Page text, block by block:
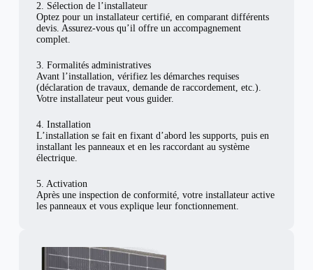
2. Sélection de l’installateur
Optez pour un installateur certifié, en comparant différents
devis. Assurez-vous qu’il offre un accompagnement
complet.
3. Formalités administratives
Avant l’installation, vérifiez les démarches requises
(déclaration de travaux, demande de raccordement, etc.).
Votre installateur peut vous guider.
4. Installation
L’installation se fait en fixant d’abord les supports, puis en
installant les panneaux et en les raccordant au système
électrique.
5. Activation
Après une inspection de conformité, votre installateur active
les panneaux et vous explique leur fonctionnement.